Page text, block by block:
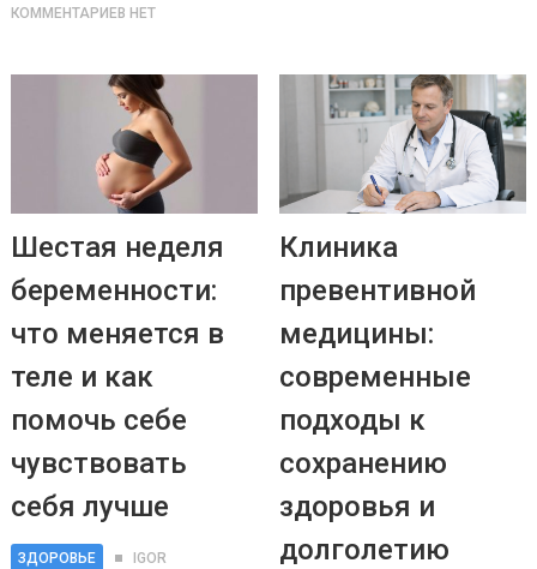
КОММЕНТАРИЕВ НЕТ
Шестая неделя
беременности:
что меняется в
теле и как
помочь себе
чувствовать
себя лучше
ЗДОРОВЬЕ IGOR
Клиника
превентивной
медицины:
современные
подходы к
сохранению
здоровья и
долголетию